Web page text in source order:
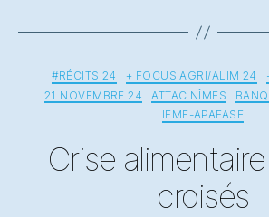
! »
#RÉCITS 24 + FOCUS AGRI/ALIM 24
21 NOVEMBRE 24
ATTAC NÎMES
IFME-APAFASE
Crise
croisés